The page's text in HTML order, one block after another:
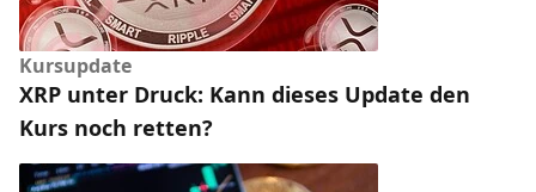
Kursupdate
XRP unter Druck: Kann dieses Update den
Kurs noch retten?